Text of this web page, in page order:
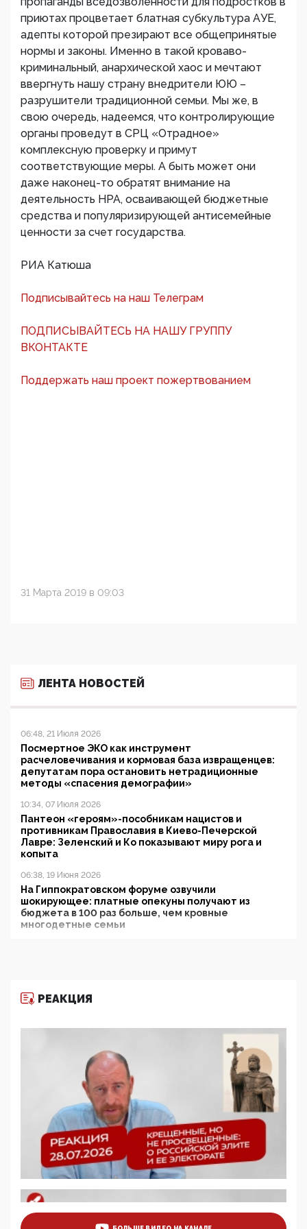
приютах процветает блатная субкультура АУЕ,
адепты которой презирают все общепринятые
нормы и законы. Именно в такой кроваво-
криминальный, анархической хаос и мечтают
ввергнуть нашу страну внедрители ЮЮ –
разрушители традиционной семьи. Мы же, в
свою очередь, надеемся, что контролирующие
органы проведут в СРЦ «Отрадное»
комплексную проверку и примут
соответствующие меры. А быть может они
даже наконец-то обратят внимание на
деятельность НРА, осваивающей бюджетные
средства и популяризирующей антисемейные
ценности за счет государства.
РИА Катюша
Подписывайтесь на наш Телеграм
ПОДПИСЫВАЙТЕСЬ НА НАШУ ГРУППУ
ВКОНТАКТЕ
Поддержать наш проект пожертвованием
31 Марта 2019 в 09:03
ЛЕНТА НОВОСТЕЙ
06:48, 21 Июля 2026
Посмертное ЭКО как инструмент
расчеловечивания и кормовая база извращенцев:
депутатам пора остановить нетрадиционные
методы «спасения демографии»
10:34, 07 Июля 2026
Пантеон «героям»-пособникам нацистов и
противникам Православия в Киево-Печерской
Лавре: Зеленский и Ко показывают миру рога и
копыта
06:38, 19 Июня 2026
На Гиппократовском форуме озвучили
шокирующее: платные опекуны получают из
бюджета в 100 раз больше, чем кровные
многодетные семьи
11:53, 09 Июня 2026
деятельность ИИТО ЮНЕСКО в России, но
цифроглобалисты продолжают определять
повестку в образовании
09:43, 01 Июня 2026
5G за счет здоровья граждан: Минцифры намерено
отобрать у регионов и муниципалитетов право
защищать жилые дома и социальные объекты от
05:58, 26 Мая 2026
Роскомнадзор освободили от борца с
деструктивным и опасным контентом
07:39, 25 Мая 2026
ценностей: «Новые люди» поднимают электорат
РЕАКЦИЯ